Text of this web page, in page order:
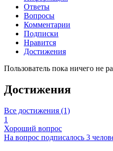
Ответы
Вопросы
Комментарии
Подписки
Нравится
Достижения
Пользователь пока ничего не
Достижения
Все достижения (1)
1
Хороший вопрос
На вопрос подписалось 3